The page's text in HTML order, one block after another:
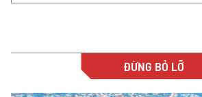
ĐỪNG BỎ LỠ